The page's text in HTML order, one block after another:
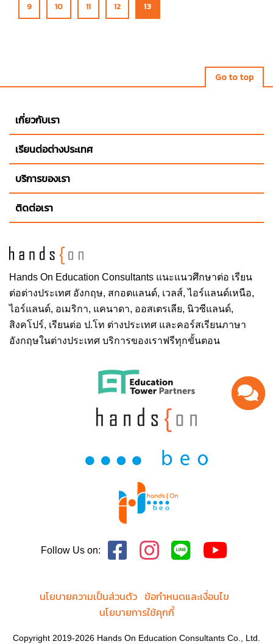
9 10 11 12 13
Go to top
Hands On Education Consultants แนะแนวศึกษาต่อ เรียน
ต่อต่างประเทศ อังกฤษ, สกอตแลนด์, เวลส์, ไอร์แลนด์เหนือ,
ไอร์แลนด์, อเมริกา, แคนาดา, ออสเตรเลีย, นิวซีแลนด์,
สิงคโปร์, เรียนต่อ ป.โท ต่างประเทศ และคอร์สเรียนภาษา
อังกฤษในต่างประเทศ บริการของเราฟรีทุกขั้นตอน
เกี่ยวกับเรา
เรียนต่อต่างประเทศ
บริการของเรา
ติดต่อเรา
Follow Us on:
นโยบายความเป็นส่วนตัว ข้อกำหนดและเงื่อนไข
นโยบายการใช้คุกกี้
Copyright 2019-2026 Hands On Education Consultants Co., Ltd.